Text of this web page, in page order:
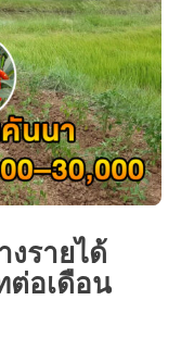
รายได้
ต่อเดือน